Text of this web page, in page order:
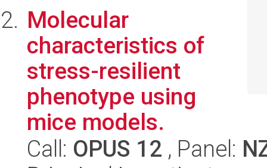
Molecular
characteristics of
stress-resilient
phenotype using
mice models.
Call: OPUS 12 , Panel: